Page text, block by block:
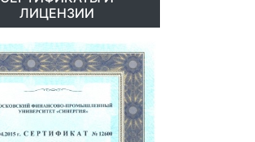
ЛИЦЕНЗИИ